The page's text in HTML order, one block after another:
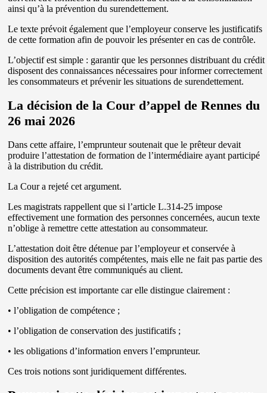
ainsi qu’à la prévention du surendettement.
Le texte prévoit également que l’employeur conserve les justificatifs
de cette formation afin de pouvoir les présenter en cas de contrôle.
L’objectif est simple : garantir que les personnes distribuant du crédit
disposent des connaissances nécessaires pour informer correctement
les consommateurs et prévenir les situations de surendettement.
La décision de la Cour d’appel de Rennes du
26 mai 2026
Dans cette affaire, l’emprunteur soutenait que le prêteur devait
produire l’attestation de formation de l’intermédiaire ayant participé
à la distribution du crédit.
La Cour a rejeté cet argument.
Les magistrats rappellent que si l’article L.314-25 impose
effectivement une formation des personnes concernées, aucun texte
n’oblige à remettre cette attestation au consommateur.
L’attestation doit être détenue par l’employeur et conservée à
disposition des autorités compétentes, mais elle ne fait pas partie des
documents devant être communiqués au client.
Cette précision est importante car elle distingue clairement :
• l’obligation de compétence ;
• l’obligation de conservation des justificatifs ;
• les obligations d’information envers l’emprunteur.
Ces trois notions sont juridiquement différentes.